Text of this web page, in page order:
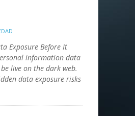
Exposure Before It
information data
live on the dark web.
data exposure risks